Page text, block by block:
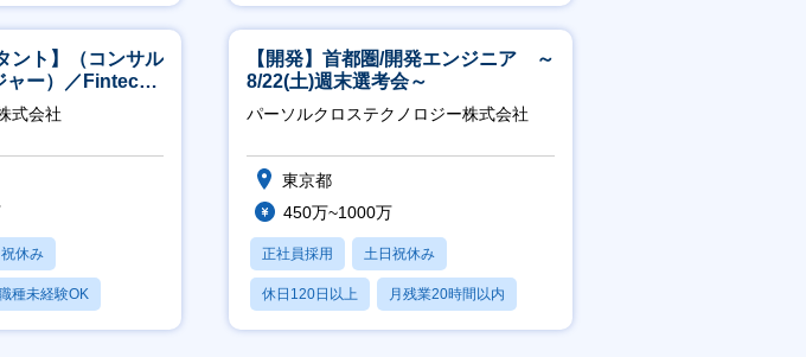
休日120日以上
ント】（コンサル
ャー）／Fintech
上場
式会社
休み
種未経験OK
【開発】首都圏/開発エンジニア ～
8/22(土)週末選考会～
パーソルクロステクノロジー株式会社
東京都
450万~1000万
正社員採用 土日祝休み
休日120日以上 月残業20時間以内
賞与あり